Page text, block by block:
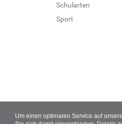
Um einen optimalen Service auf
Schularten
Sport